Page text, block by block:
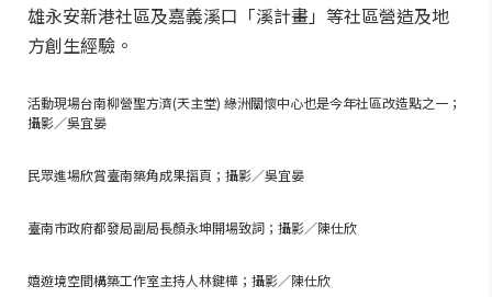
雄永安新港社區及嘉義溪口「溪計畫」等社區營造及地
方創生經驗。
活動現場台南柳營聖方濟(天主堂) 綠洲關懷中心也是今年社區改造點之一；
攝影／吳宜晏
民眾進場欣賞臺南築角成果摺頁；攝影／吳宜晏
臺南市政府都發局副局長顏永坤開場致詞；攝影／陳仕欣
嬉遊境空間構築工作室主持人林鍵樺；攝影／陳仕欣